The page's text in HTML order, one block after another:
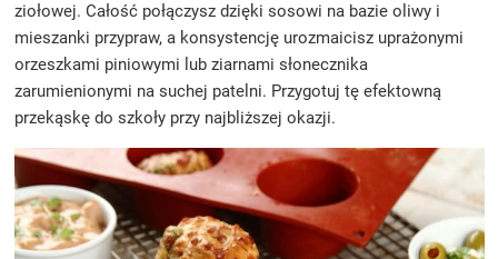
ziołowej. Całość połączysz dzięki sosowi na bazie oliwy i
mieszanki przypraw, a konsystencję urozmaicisz uprażonymi
orzeszkami piniowymi lub ziarnami słonecznika
zarumienionymi na suchej patelni. Przygotuj tę efektowną
przekąskę do szkoły przy najbliższej okazji.